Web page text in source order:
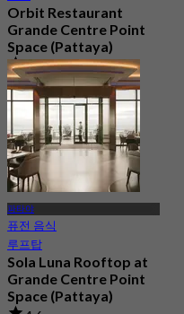
Orbit Restaurant
Grande Centre Point
Space (Pattaya)
4.8
21.8K 예약됨
에서฿ 1,290
파타야
퓨전 음식
루프탑
Sola Luna Rooftop at
Grande Centre Point
Space (Pattaya)